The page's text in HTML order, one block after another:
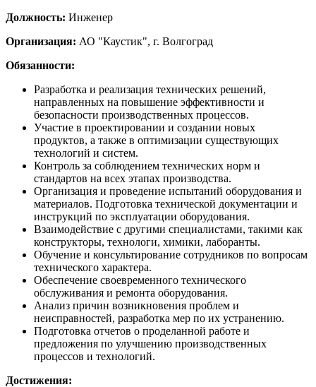
Должность: Инженер
Организация: АО "Каустик", г. Волгоград
Обязанности:
Разработка и реализация технических решений,
направленных на повышение эффективности и
безопасности производственных процессов.
Участие в проектировании и создании новых
продуктов, а также в оптимизации существующих
технологий и систем.
Контроль за соблюдением технических норм и
стандартов на всех этапах производства.
Организация и проведение испытаний оборудования и
материалов. Подготовка технической документации и
инструкций по эксплуатации оборудования.
Взаимодействие с другими специалистами, такими как
конструкторы, технологи, химики, лаборанты.
Обучение и консультирование сотрудников по вопросам
технического характера.
Обеспечение своевременного технического
обслуживания и ремонта оборудования.
Анализ причин возникновения проблем и
неисправностей, разработка мер по их устранению.
Подготовка отчетов о проделанной работе и
предложения по улучшению производственных
процессов и технологий.
Достижения: